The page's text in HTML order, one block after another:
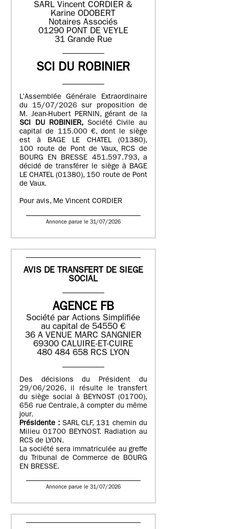
SARL Vincent CORDIER &
Karine ODOBERT
Notaires Associés
01290 PONT DE VEYLE
31 Grande Rue
SCI DU ROBINIER
L’Assemblée Générale Extraordinaire
du 15/07/2026 sur proposition de
M. Jean-Hubert PERNIN, gérant de la
SCI DU ROBINIER, Société Civile au
capital de 115.000 €, dont le siège
est à BAGE LE CHATEL (01380),
100 route de Pont de Vaux, RCS de
BOURG EN BRESSE 451.597.793, a
décidé de transférer le siège à BAGE
LE CHATEL (01380), 150 route de Pont
de Vaux.
Pour avis, Me Vincent CORDIER
Annonce parue le 31/07/2026
AVIS DE TRANSFERT DE SIEGE
SOCIAL
AGENCE FB
Société par Actions Simplifiée
au capital de 54550 €
36 A VENUE MARC SANGNIER
69300 CALUIRE-ET-CUIRE
480 484 658 RCS LYON
Des décisions du Président du
29/06/2026, il résulte le transfert
du siège social à BEYNOST (01700),
656 rue Centrale, à compter du même
jour.
Présidente :SARL CLF, 131 chemin du
Milieu 01700 BEYNOST. Radiation au
RCS de LYON.
La société sera immatriculée au greffe
du Tribunal de Commerce de BOURG
EN BRESSE.
Annonce parue le 31/07/2026